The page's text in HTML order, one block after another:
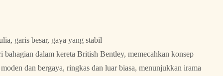
garis besar, gaya yang stabil
bahagian dalam kereta British Bentley, memecahkan konsep
dan bergaya, ringkas dan luar biasa, menunjukkan irama